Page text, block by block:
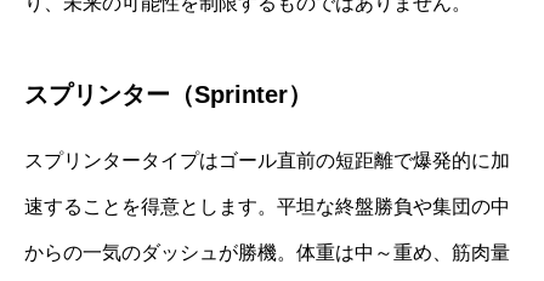
スプリンター（Sprinter）
スプリンタータイプはゴール直前の短距離で爆発的に加
速することを得意とします。平坦な終盤勝負や集団の中
からの一気のダッシュが勝機。体重は中～重め、筋肉量